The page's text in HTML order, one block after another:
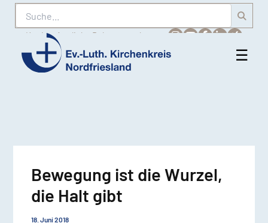
Suche
Karriere Amtliche Bekanntmachungen
Ev.-
☰
Bewegung ist die Wurzel,
die Halt gibt
18. Juni 2018